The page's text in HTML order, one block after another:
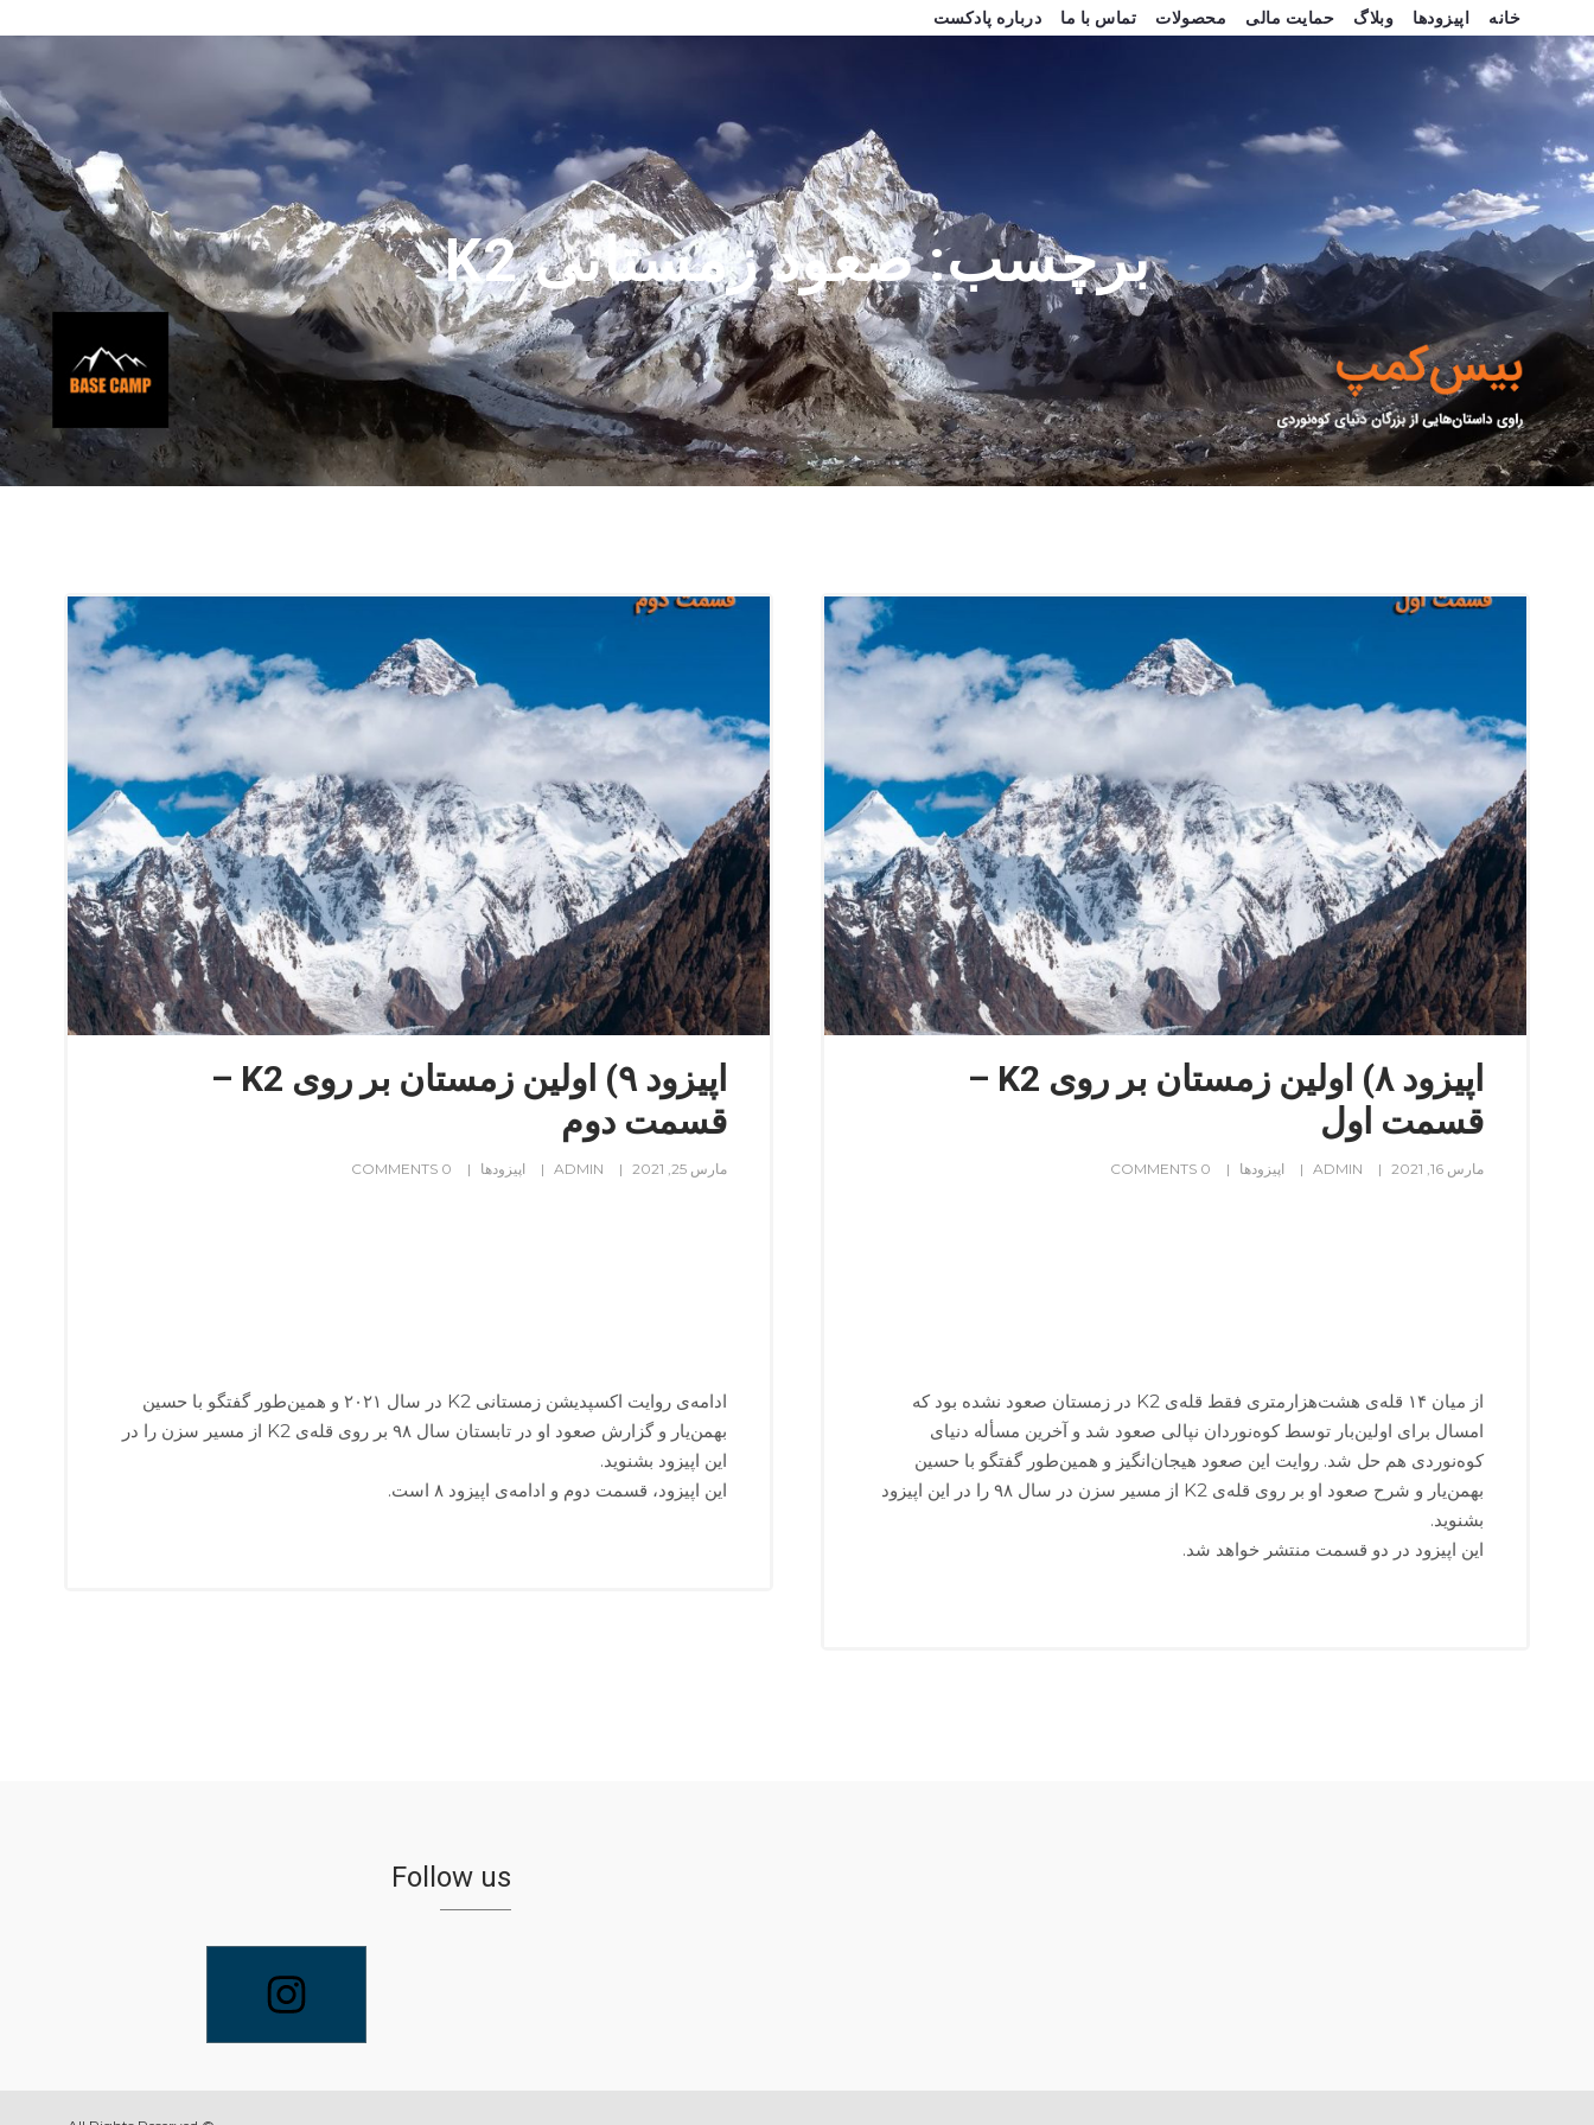
درباره پادکست تماس با ما محصولات حمایت مالی وبلاگ اپیزودها خانه
برچسب:صعود زمستانی K2
اپیزود ۹) اولین زمستان بر روی K2 –
قسمت دوم
مارس 25, 2021 ADMIN اپیزودها 0 COMMENTS
ادامه‌ی روایت اکسپدیشن زمستانی K2 در سال ۲۰۲۱ و همین‌طور گفتگو با حسین
بهمن‌یار و گزارش صعود او در تابستان سال ۹۸ بر روی قله‌ی K2 از مسیر سزن را در
این اپیزود بشنوید.
این اپیزود، قسمت دوم و ادامه‌ی اپیزود ۸ است.
اپیزود ۸) اولین زمستان بر روی K2 –
قسمت اول
مارس 16, 2021 ADMIN اپیزودها 0 COMMENTS
از میان ۱۴ قله‌ی هشت‌هزارمتری فقط قله‌ی K2 در زمستان صعود نشده بود که
امسال برای اولین‌بار توسط کوه‌نوردان نپالی صعود شد و آخرین مسأله دنیای
کوه‌نوردی هم حل شد. روایت این صعود هیجان‌انگیز و همین‌طور گفتگو با حسین
بهمن‌یار و شرح صعود او بر روی قله‌ی K2 از مسیر سزن در سال ۹۸ را در این اپیزود
بشنوید.
این اپیزود در دو قسمت منتشر خواهد شد.
Follow us